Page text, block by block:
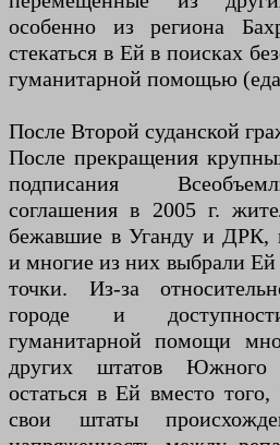
особенно из региона
стекаться в Ей в поисках
гуманитарной помощью
После Второй суданской
После прекращения
подписания
соглашения в 2005 г.
бежавшие в Уганду и ДРК,
и многие из них выбрали Ей
точки. Из-за
городе и
гуманитарной помощи
других штатов Южного
остаться в Ей вместо
свои штаты